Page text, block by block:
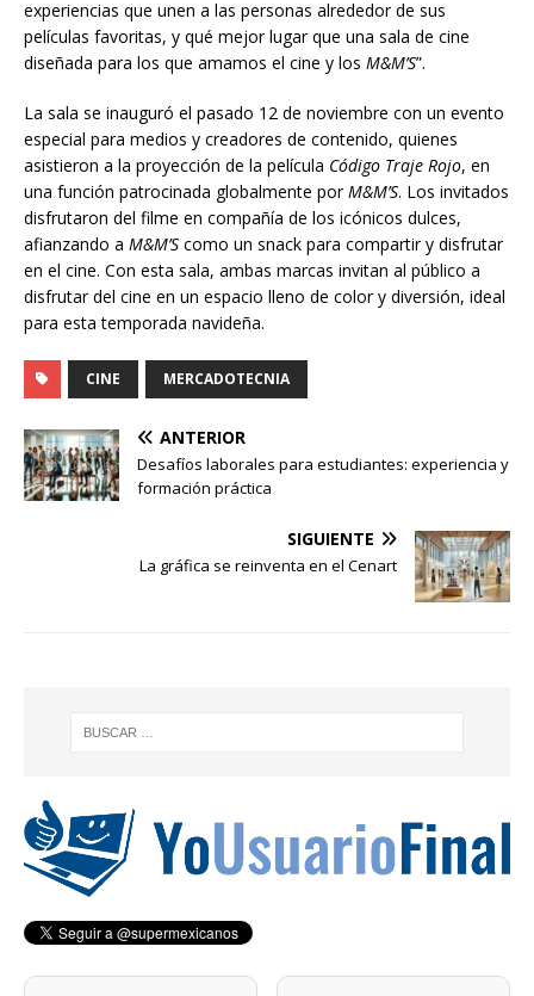
experiencias que unen a las personas alrededor de sus
películas favoritas, y qué mejor lugar que una sala de cine
diseñada para los que amamos el cine y los M&M’S”.
La sala se inauguró el pasado 12 de noviembre con un evento
especial para medios y creadores de contenido, quienes
asistieron a la proyección de la película Código Traje Rojo, en
una función patrocinada globalmente porM&M’S. Los invitados
disfrutaron del filme en compañía de los icónicos dulces,
afianzando a M&M’S como un snack para compartir y disfrutar
en el cine. Con esta sala, ambas marcas invitan al público a
disfrutar del cine en un espacio lleno de color y diversión, ideal
para esta temporada navideña.
CINE MERCADOTECNIA
ANTERIOR
Desafíos laborales para estudiantes: experiencia y
formación práctica
SIGUIENTE
La gráfica se reinventa en el Cenart